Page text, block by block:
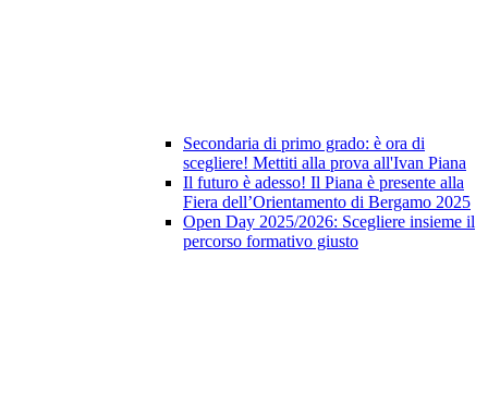
Secondaria di primo grado: è ora di
scegliere! Mettiti alla prova all'Ivan Piana
Il futuro è adesso! Il Piana è presente alla
Fiera dell’Orientamento di Bergamo 2025
Open Day 2025/2026: Scegliere insieme il
percorso formativo giusto